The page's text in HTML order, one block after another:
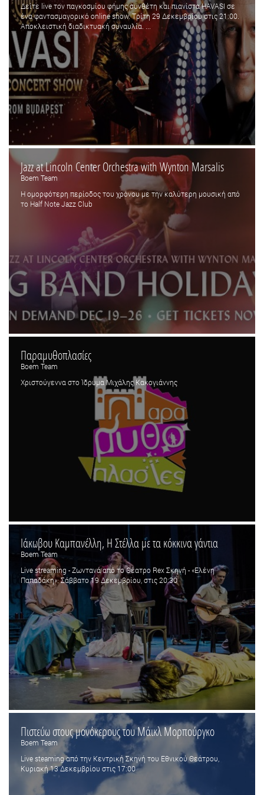
Δείτε live τον παγκοσμίου φήμης συνθέτη και πιανίστα HAVASI σε
ένα φαντασμαγορικό online show. Tρίτη 29 Δεκεμβρίου στις 21:00.
Αποκλειστική διαδικτυακή συναυλία. ...
Jazz at Lincoln Center Orchestra with Wynton Marsalis
Boem Team
Η ομορφότερη περίοδος του χρόνου με την καλύτερη μουσική από
το Half Note Jazz Club
Παραμυθοπλασίες
Boem Team
Χριστούγεννα στο Ίδρυμα Μιχάλης Κακογιάννης
Ιάκωβου Καμπανέλλη, Η Στέλλα με τα κόκκινα γάντια
Boem Team
Live streaming - Zωντανά από το Θέατρο Rex Σκηνή - «Ελένη
Παπαδάκη». Σάββατο 19 Δεκεμβρίου, στις 20:30
Πιστεύω στους μονόκερους του Μάικλ Μορπούργκο
Boem Team
Live steaming από την Κεντρική Σκηνή του Εθνικού Θεάτρου,
Κυριακή 13 Δεκεμβρίου στις 17:00